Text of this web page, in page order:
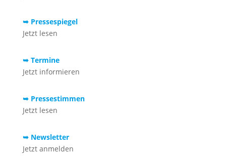
➥ Pressespiegel
Jetzt lesen
➥ Termine
Jetzt informieren
➥ Pressestimmen
Jetzt lesen
➥ Newsletter
Jetzt anmelden